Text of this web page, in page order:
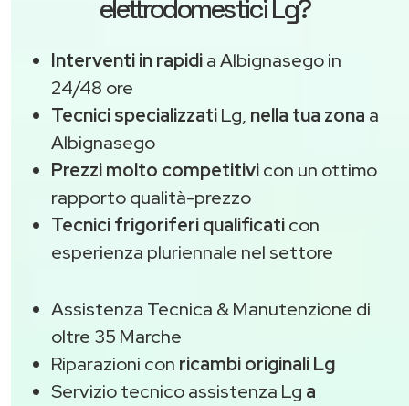
elettrodomestici Lg?
Interventi in rapidia Albignasego in
24/48 ore
Tecnici specializzatiLg, nella tua zona a
Albignasego
Prezzi molto competitivicon un ottimo
rapporto qualità-prezzo
Tecnici frigoriferi qualificaticon
esperienza pluriennale nel settore
Assistenza Tecnica & Manutenzione di
oltre 35 Marche
Riparazioni con ricambi originali Lg
Servizio tecnico assistenza Lg a